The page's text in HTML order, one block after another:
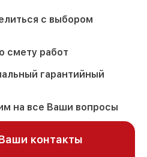
с выбором
смету работ
гарантийный
на все Ваши вопросы
контакты